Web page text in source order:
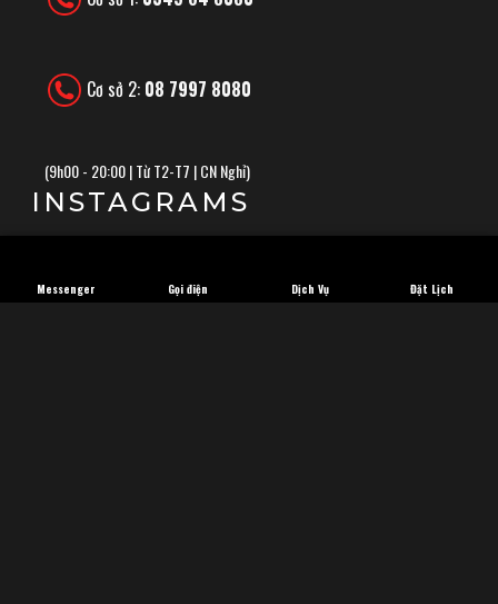
Cơ sở 2: 08 7997 8080
(9h00 - 20:00 | Từ T2-T7 | CN Nghỉ)
INSTAGRAMS
Đặt Lịch
Dịch Vụ
Gọi điện
Messenger